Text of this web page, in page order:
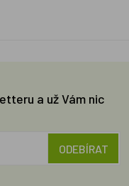
a už Vám nic
ODEBÍRAT